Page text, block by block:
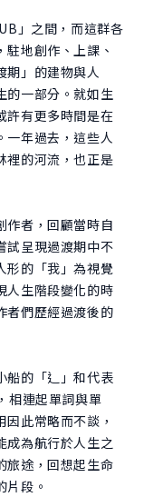
」之間，而這群各
地創作、上課、
期」的建物與人
的一部分。就如生
許有更多時間是在
一年過去，這些人
裡的河流，也正是
作者，回顧當時自
試呈現過渡期中不
形的「我」為視覺
人生階段變化的時
者們歷經過渡後的
船的「辶」和代表
相連起單詞與單
此常略而不談，
成為航行於人生之
旅途，回想起生命
段。